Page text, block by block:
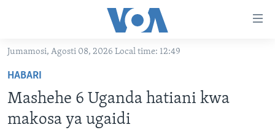
Nenda
kuu
Nenda
urambazaji
TANZANIA
VIDEO
DUNIANI LEO
MATANGAZO YETU
JARIDA LA WIKIENDI
Jumamosi, Agosti 08, 2026 Local time: 12:49
HABARI
Mashehe 6 Uganda hatiani kwa
makosa ya ugaidi